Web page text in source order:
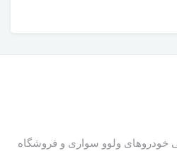
خودروهای ولوو سواری و فروشگاه